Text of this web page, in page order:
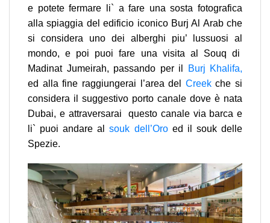
e potete fermare li` a fare una sosta fotografica
alla spiaggia del edificio iconico Burj Al Arab che
si considera uno dei alberghi piu’ lussuosi al
mondo, e poi puoi fare una visita al Souq di
Madinat Jumeirah, passando per il
Burj Khalifa,
ed alla fine raggiungerai l’area del
Creekche si
considera il suggestivo porto canale dove è nata
Dubai, e attraversarai questo canale via barca e
li` puoi andare alsouk dell’Oro ed il souk delle
Spezie.